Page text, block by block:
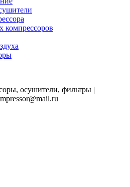
компрессоров
осушители, фильтры |